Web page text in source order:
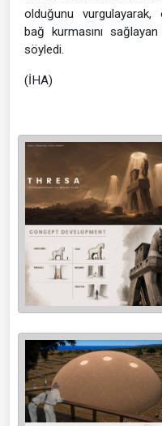
olduğunu vurgulayarak,
bağ kurmasını
söyledi.
(İHA)